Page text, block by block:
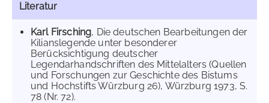
Literatur
Karl Firsching, Die deutschen Bearbeitungen der
Kilianslegende unter besonderer
Berücksichtigung deutscher
Legendarhandschriften des Mittelalters (Quellen
und Forschungen zur Geschichte des Bistums
und Hochstifts Würzburg 26), Würzburg 1973, S.
78 (Nr. 72).